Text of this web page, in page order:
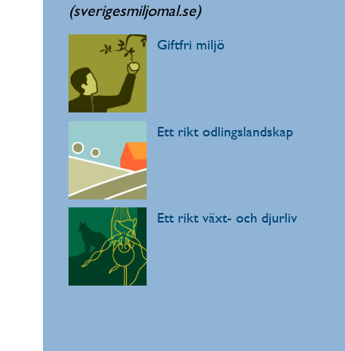
(sverigesmiljomal.se)
Giftfri miljö
Ett rikt odlingslandskap
Ett rikt växt- och djurliv